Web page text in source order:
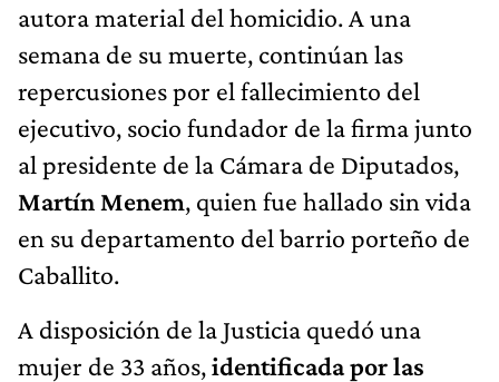
autora material del homicidio. A una
semana de su muerte, continúan las
repercusiones por el fallecimiento del
ejecutivo, socio fundador de la firma junto
al presidente de la Cámara de Diputados,
Martín Menem, quien fue hallado sin vida
en su departamento del barrio porteño de
Caballito.
A disposición de la Justicia quedó una
mujer de 33 años,identificada por las